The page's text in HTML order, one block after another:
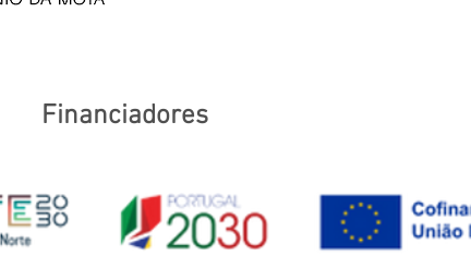
Financiadores